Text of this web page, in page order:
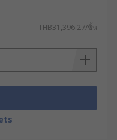
THB31,396.27/ชิ้น